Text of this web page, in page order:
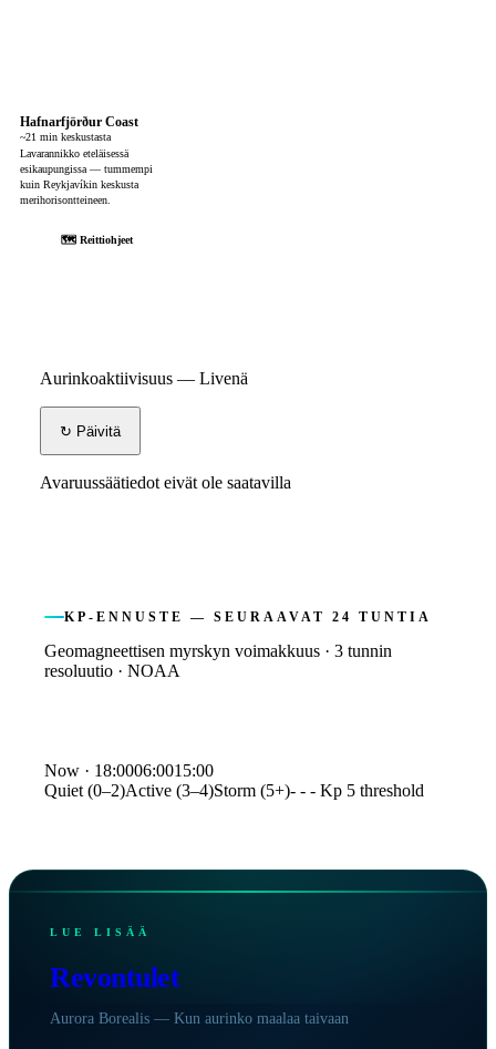
Hafnarfjörður Coast
~21 min keskustasta
Lavarannikko eteläisessä
esikaupungissa — tummempi
kuin Reykjavíkin keskusta
merihorisontteineen.
🗺 Reittiohjeet
Aurinkoaktiivisuus — Livenä
↻ Päivitä
Avaruussäätiedot eivät ole saatavilla
KP-ENNUSTE — SEURAAVAT 24 TUNTIA
Geomagneettisen myrskyn voimakkuus · 3 tunnin
resoluutio · NOAA
Kp index forecast
Time
Kp
00:00
1.7
03:00
1.7
09:00
1.3
12:00
15:00
3.3
Now · 18:0006:0015:00
Quiet (0–2)Active (3–4)Storm (5+)- - - Kp 5 threshold
LUE LISÄÄ
Revontulet
Aurora Borealis — Kun aurinko maalaa taivaan